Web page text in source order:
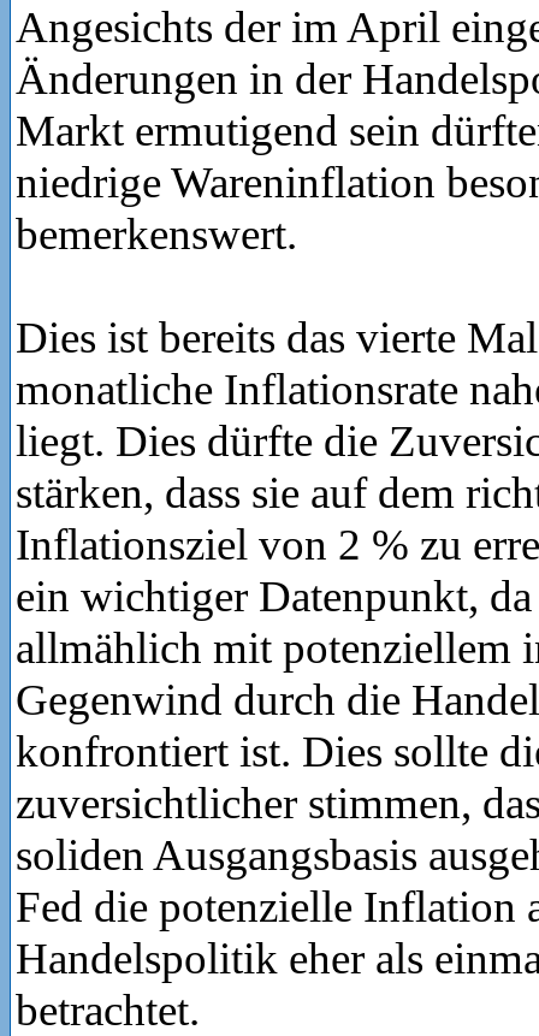
Angesichts der im April
Änderungen in der
Markt ermutigend sein
niedrige Wareninflation
bemerkenswert.
Dies ist bereits das vierte
monatliche Inflationsrate
liegt. Dies dürfte die
stärken, dass sie auf dem
Inflationsziel von 2 % zu
ein wichtiger Datenpunkt,
allmählich mit potenziellem
Gegenwind durch die
konfrontiert ist. Dies sollte
zuversichtlicher stimmen,
soliden Ausgangsbasis
Fed die potenzielle Inflation
Handelspolitik eher als
betrachtet.